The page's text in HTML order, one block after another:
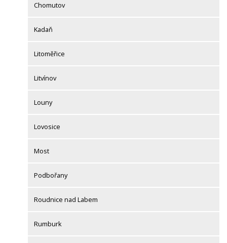
Chomutov
Kadaň
Litoměřice
Litvínov
Louny
Lovosice
Most
Podbořany
Roudnice nad Labem
Rumburk